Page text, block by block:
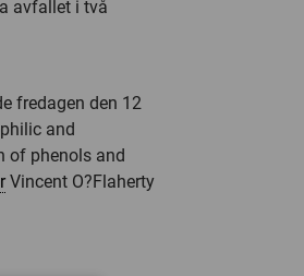
avfallet i två
fredagen den 12
and
of phenols and
Vincent O?Flaherty